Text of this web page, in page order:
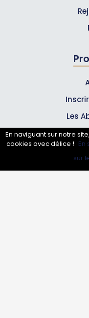
Annuaire Pro
Les
En naviguant sur notre
cookies avec délice ! En
sur